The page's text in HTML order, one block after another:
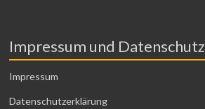
Impressum und Datenschutz
Impressum
Datenschutzerklärung